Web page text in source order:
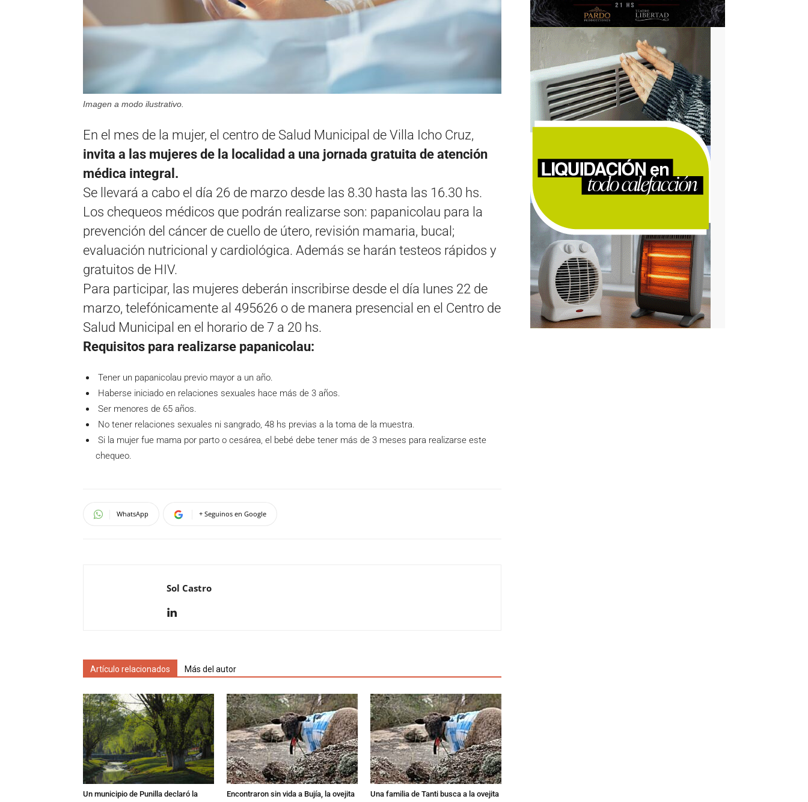
Imagen a modo ilustrativo.
En el mes de la mujer, el centro de Salud Municipal de Villa Icho Cruz,
invita a las mujeres de la localidad a una jornada gratuita de atención
médica integral.
Se llevará a cabo el día 26 de marzo desde las 8.30 hasta las 16.30 hs.
Los chequeos médicos que podrán realizarse son: papanicolau para la
prevención del cáncer de cuello de útero, revisión mamaria, bucal;
evaluación nutricional y cardiológica. Además se harán testeos rápidos y
gratuitos de HIV.
Para participar, las mujeres deberán inscribirse desde el día lunes 22 de
marzo, telefónicamente al 495626 o de manera presencial en el Centro de
Salud Municipal en el horario de 7 a 20 hs.
Requisitos para realizarse papanicolau:
Tener un papanicolau previo mayor a un año.
Haberse iniciado en relaciones sexuales hace más de 3 años.
Ser menores de 65 años.
No tener relaciones sexuales ni sangrado, 48 hs previas a la toma de la muestra.
Si la mujer fue mama por parto o cesárea, el bebé debe tener más de 3 meses para realizarse este
chequeo.
WhatsApp + Seguinos en Google
Sol Castro
Artículo relacionados Más del autor
Un municipio de Punilla declaró la
Encontraron sin vida a Bujía, la ovejita
Una familia de Tanti busca a la ovejita